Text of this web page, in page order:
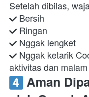
Nggak ketarik
aktivitas dan
Aman